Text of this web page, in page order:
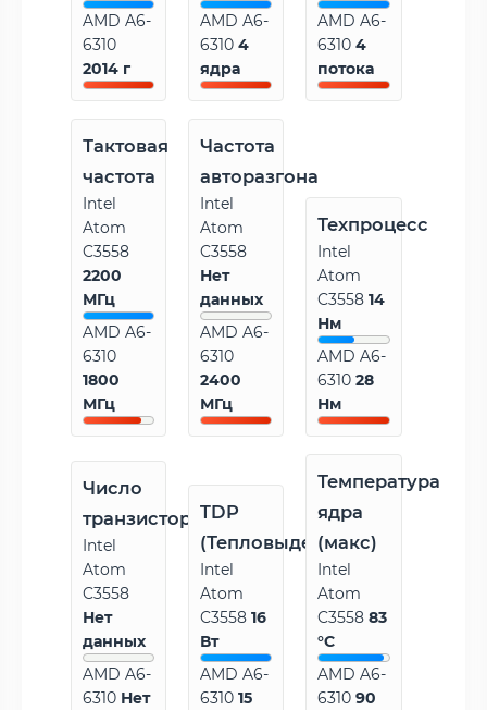
AMD A6-
6310
2014 г
AMD A6-
63104
ядра
AMD A6-
63104
потока
Тактовая
частота
Intel
Atom
C3558
2200
МГц
AMD A6-
6310
1800
МГц
Частота
авторазгона
Intel
Atom
C3558
Нет
данных
AMD A6-
6310
2400
МГц
Техпроцесс
Intel
Atom
C355814
Нм
AMD A6-
631028
Нм
Число
транзисторов
Intel
Atom
C3558
Нет
данных
AMD A6-
6310 Нет
TDP
(Тепловыделение)
Intel
Atom
C355816
Вт
AMD A6-
631015
Температура
ядра
(макс)
Intel
Atom
C355883
°C
AMD A6-
631090